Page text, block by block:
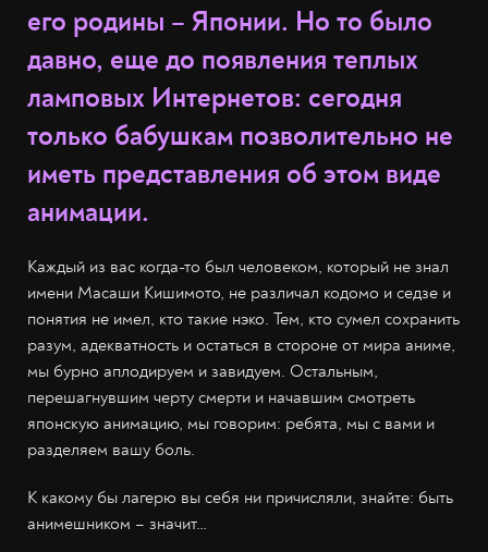
его родины – Японии. Но то было
давно, еще до появления теплых
ламповых Интернетов: сегодня
только бабушкам позволительно не
иметь представления об этом виде
анимации.
Каждый из вас когда-то был человеком, который не знал
имени Масаши Кишимото, не различал кодомо и седзе и
понятия не имел, кто такие нэко. Тем, кто сумел сохранить
разум, адекватность и остаться в стороне от мира аниме,
мы бурно аплодируем и завидуем. Остальным,
перешагнувшим черту смерти и начавшим смотреть
японскую анимацию, мы говорим: ребята, мы с вами и
разделяем вашу боль.
К какому бы лагерю вы себя ни причисляли, знайте: быть
анимешником – значит…